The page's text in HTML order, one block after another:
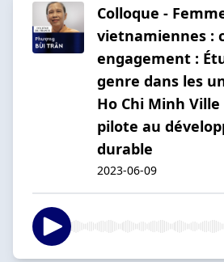
Colloque -
vietnamiennes :
engagement :
genre dans les
Ho Chi Minh
pilote au
durable
2023-06-09